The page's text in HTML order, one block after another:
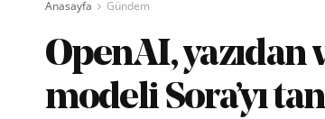
Anasayfa Gündem
OpenAI, yazıdan
modeli Sora’yı